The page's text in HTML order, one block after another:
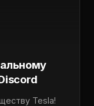
Tesla!